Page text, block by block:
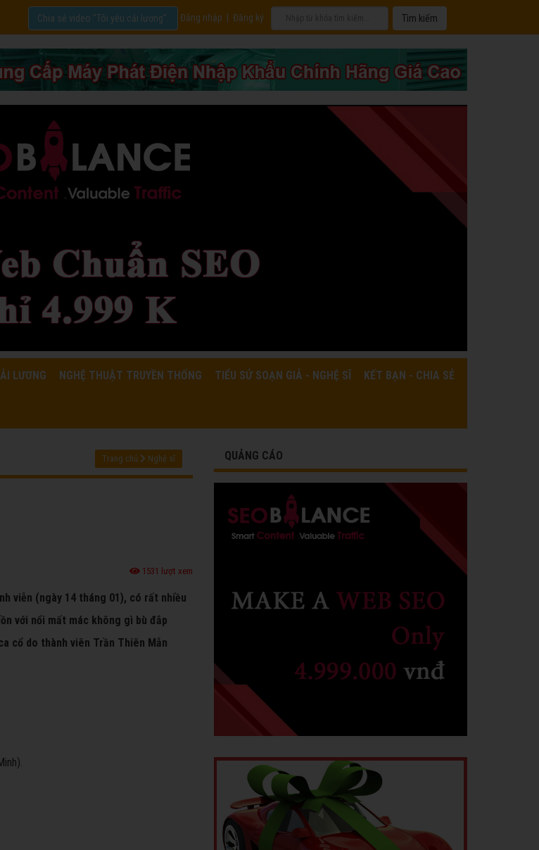
Đăng nhập Đăng ký
Chia sẻ video "Tôi yêu cải lương".
LƯƠNG NGHỆ THUẬT TRUYỀN THỐNG TIỂU SỬ SOẠN GIẢ - NGHỆ SĨ KẾT BẠN - CHIA SẺ
Trang chủ Nghệ sĩ
1531 lượt xem
viễn (ngày 14 tháng 01), có rất nhiều
với nổi mất mác không gì bù đắp
cổ do thành viên Trần Thiên Mẫn
QUẢNG CÁO